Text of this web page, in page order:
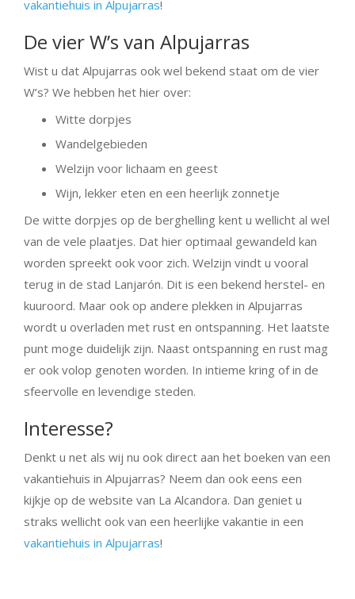
vakantiehuis in Alpujarras!
De vier W’s van Alpujarras
Wist u dat Alpujarras ook wel bekend staat om de vier
W’s? We hebben het hier over:
Witte dorpjes
Wandelgebieden
Welzijn voor lichaam en geest
Wijn, lekker eten en een heerlijk zonnetje
De witte dorpjes op de berghelling kent u wellicht al wel
van de vele plaatjes. Dat hier optimaal gewandeld kan
worden spreekt ook voor zich. Welzijn vindt u vooral
terug in de stad Lanjarón. Dit is een bekend herstel- en
kuuroord. Maar ook op andere plekken in Alpujarras
wordt u overladen met rust en ontspanning. Het laatste
punt moge duidelijk zijn. Naast ontspanning en rust mag
er ook volop genoten worden. In intieme kring of in de
sfeervolle en levendige steden.
Interesse?
Denkt u net als wij nu ook direct aan het boeken van een
vakantiehuis in Alpujarras? Neem dan ook eens een
kijkje op de website van La Alcandora. Dan geniet u
straks wellicht ook van een heerlijke vakantie in een
vakantiehuis in Alpujarras!